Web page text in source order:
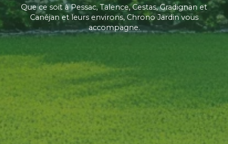
Que ce soit à Pessac, Talence, Cestas, Gradignan et
Canéjan et leurs environs, Chrono Jardin vous
accompagne.